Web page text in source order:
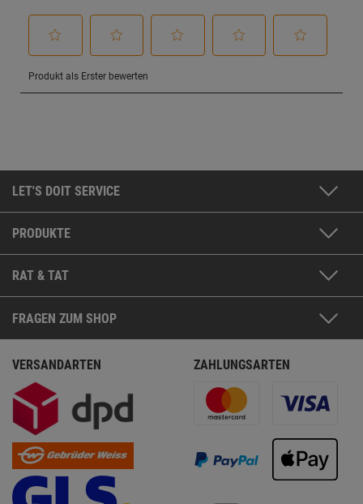
LET'S DOIT SERVICE
PRODUKTE
RAT & TAT
FRAGEN ZUM SHOP
VERSANDARTEN ZAHLUNGSARTEN